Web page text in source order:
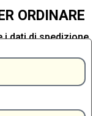
ORDINARE
i dati di spedizione